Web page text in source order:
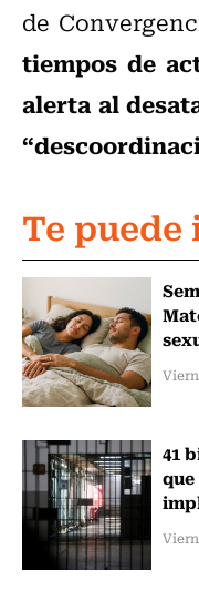
de
tiempos de
alerta al
Te
41